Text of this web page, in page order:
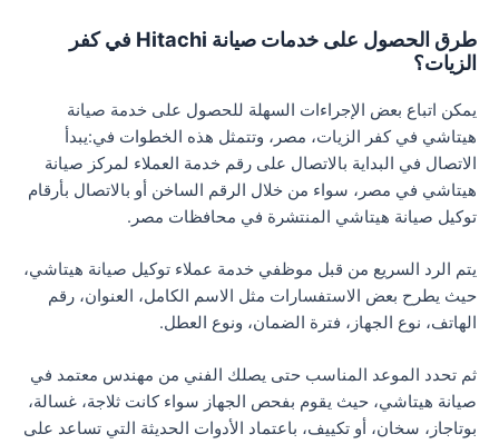
طرق الحصول على خدمات صيانة Hitachi في كفر
الزيات؟
يمكن اتباع بعض الإجراءات السهلة للحصول على خدمة صيانة
هيتاشي في كفر الزيات، مصر، وتتمثل هذه الخطوات في:يبدأ
الاتصال في البداية بالاتصال على رقم خدمة العملاء لمركز صيانة
هيتاشي في مصر، سواء من خلال الرقم الساخن أو بالاتصال بأرقام
توكيل صيانة هيتاشي المنتشرة في محافظات مصر.
يتم الرد السريع من قبل موظفي خدمة عملاء توكيل صيانة هيتاشي،
حيث يطرح بعض الاستفسارات مثل الاسم الكامل، العنوان، رقم
الهاتف، نوع الجهاز، فترة الضمان، ونوع العطل.
ثم تحدد الموعد المناسب حتى يصلك الفني من مهندس معتمد في
صيانة هيتاشي، حيث يقوم بفحص الجهاز سواء كانت ثلاجة، غسالة،
بوتاجاز، سخان، أو تكييف، باعتماد الأدوات الحديثة التي تساعد على